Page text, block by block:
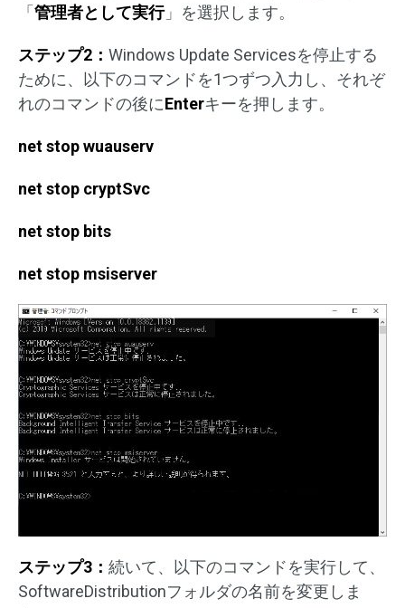
「管理者として実行」を選択します。
ステップ2： Windows Update Servicesを停止する
ために、以下のコマンドを1つずつ入力し、それぞ
れのコマンドの後にEnterキーを押します。
net stop wuauserv
net stop cryptSvc
net stop bits
net stop msiserver
ステップ3： 続いて、以下のコマンドを実行して、
SoftwareDistributionフォルダの名前を変更しま